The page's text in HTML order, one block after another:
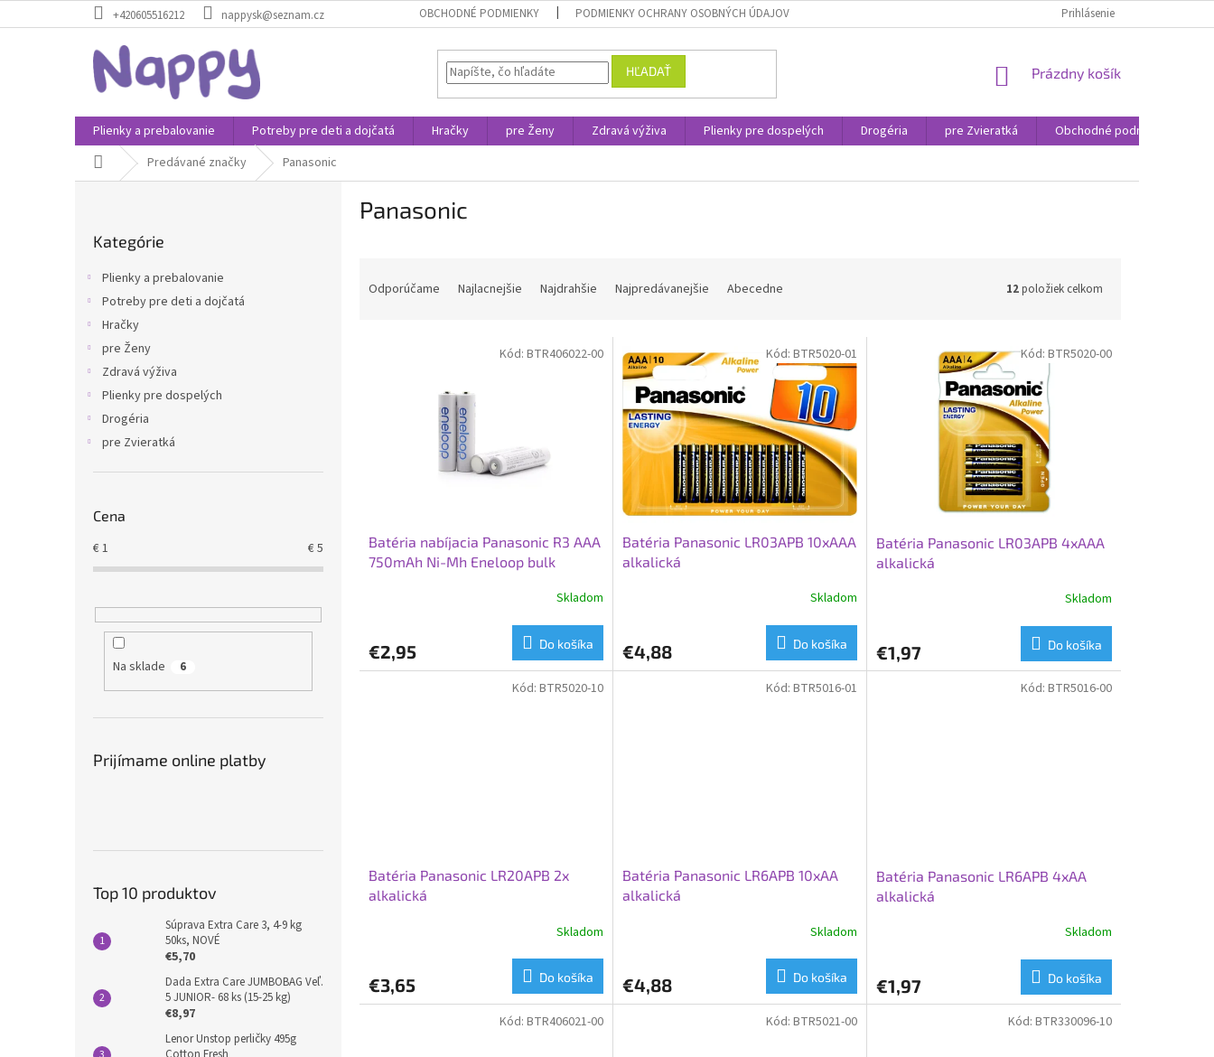
na
+420605516212 nappysk@seznam.cz OBCHODNÉ PODMIENKY PODMIENKY OCHRANY OSOBNÝCH ÚDAJOV Prihlásenie
HĽADAŤ
NÁKUPNÝ
Prázdny košík
Plienky a prebalovanie Potreby pre deti a dojčatá Hračky pre Ženy Zdravá výživa Plienky pre dospelých Drogéria pre Zvieratká Obchodné podmienky
DomovPredávané značky Panasonic
kategórie
Kategórie
Plienky a prebalovanie
Potreby pre deti a dojčatá
Hračky
pre Ženy
Zdravá výživa
Plienky pre dospelých
Drogéria
pre Zvieratká
Cena
€1 €5
Na sklade 6
Prijímame online platby
Top 10 produktov
Súprava Extra Care 3, 4-9 kg
50ks, NOVÉ
€5,70
Dada Extra Care JUMBOBAG Veľ.
5 JUNIOR- 68 ks (15-25 kg)
€8,97
Lenor Unstop perličky 495g
Panasonic
Odporúčame Najlacnejšie Najdrahšie Najpredávanejšie Abecedne 12položiek celkom
Batéria nabíjacia Panasonic R3 AAA
750mAh Ni-Mh Eneloop bulk
Skladom
€2,95 Do košíka
Kód: BTR406022-00
Batéria Panasonic LR03APB 10xAAA
alkalická
Skladom
€4,88 Do košíka
Kód: BTR5020-01
Batéria Panasonic LR03APB 4xAAA
alkalická
Skladom
€1,97 Do košíka
Kód: BTR5020-00
Batéria Panasonic LR20APB 2x
alkalická
Skladom
€3,65 Do košíka
Kód: BTR5020-10
Batéria Panasonic LR6APB 10xAA
alkalická
Skladom
€4,88 Do košíka
Kód: BTR5016-01
Batéria Panasonic LR6APB 4xAA
alkalická
Skladom
€1,97 Do košíka
Kód: BTR5016-00
Kód: BTR406021-00 Kód: BTR5021-00 Kód: BTR330096-10